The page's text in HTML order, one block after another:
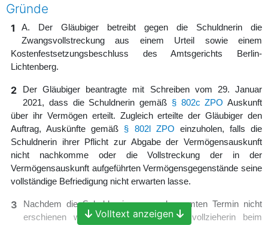
Gründe
1
A. Der Gläubiger betreibt gegen die Schuldnerin die
Zwangsvollstreckung aus einem Urteil sowie einem
Kostenfestsetzungsbeschluss des Amtsgerichts Berlin-
Lichtenberg.
2
Der Gläubiger beantragte mit Schreiben vom 29. Januar
2021, dass die Schuldnerin gemäß § 802c ZPO Auskunft
über ihr Vermögen erteilt. Zugleich erteilte der Gläubiger den
Auftrag, Auskünfte gemäß § 802l ZPO einzuholen, falls die
Schuldnerin ihrer Pflicht zur Abgabe der Vermögensauskunft
nicht nachkomme oder die Vollstreckung der in der
Vermögensauskunft aufgeführten Vermögensgegenstände seine
vollständige Befriedigung nicht erwarten lasse.
3
Nachdem die Schuldnerin zum anberaumten Termin nicht
erschienen war, holte die Obergerichtsvollzieherin beim
Volltext anzeigen